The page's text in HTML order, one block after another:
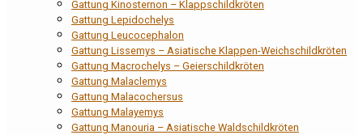
Gattung Kinosternon – Klappschildkröten
Gattung Lepidochelys
Gattung Leucocephalon
Gattung Lissemys – Asiatische Klappen-Weichschildkröten
Gattung Macrochelys – Geierschildkröten
Gattung Malaclemys
Gattung Malacochersus
Gattung Malayemys
Gattung Manouria – Asiatische Waldschildkröten